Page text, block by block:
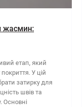
жасмин:
етап, який
У цій
затирку для
швів та
Основні